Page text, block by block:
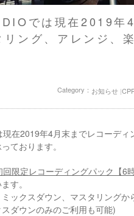
では現在2019年
リング、アレンジ、
Category： お知らせ
在2019年4月末までレコーデ
ております。
回限定レコーディングパック【6
す。
ックスダウン、マスタリング
ダウンのみのご利用も可能)